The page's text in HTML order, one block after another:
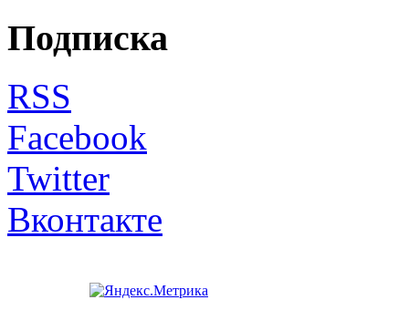
Подписка
RSS
Facebook
Twitter
Вконтакте